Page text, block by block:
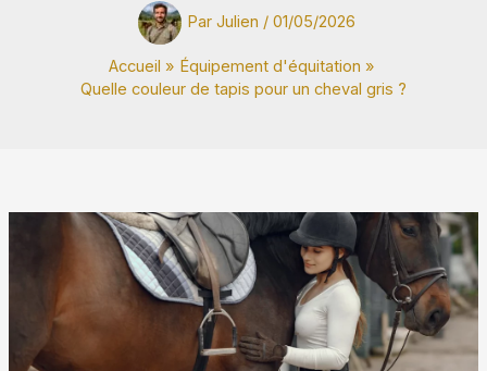
Par Julien / 01/05/2026
Accueil
Équipement d'équitation
Quelle couleur de tapis pour un cheval gris ?